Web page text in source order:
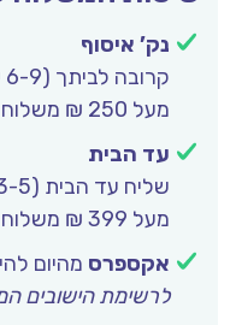
נק’ איסוף
מעל 250 ₪ משלוח חינם.
עד הבית
מעל 399 ₪ משלוח חינם.
אקספרס מהיום להיום (0-1 ימי
לרשימת הישובים